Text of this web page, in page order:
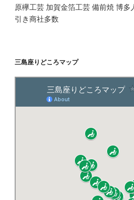
原欅工芸 加賀金箔工芸 備前焼 博多
引き商社多数
三島座りどころマップ